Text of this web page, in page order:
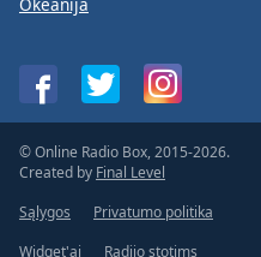
Okeanija
© Online Radio Box, 2015-2026.
Created by Final Level
Sąlygos
Privatumo politika
Widget'ai
Radijo stotims